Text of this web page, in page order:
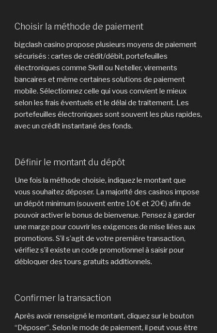
Choisir la méthode de paiement
bigclash casino propose plusieurs moyens de paiement
sécurisés : cartes de crédit/débit, portefeuilles
électroniques comme Skrill ou Neteller, virements
bancaires et même certaines solutions de paiement
mobile. Sélectionnez celle qui vous convient le mieux
selon les frais éventuels et le délai de traitement. Les
portefeuilles électroniques sont souvent les plus rapides,
avec un crédit instantané des fonds.
Définir le montant du dépôt
Une fois la méthode choisie, indiquez le montant que
vous souhaitez déposer. La majorité des casinos impose
un dépôt minimum (souvent entre 10 € et 20 €) afin de
pouvoir activer le bonus de bienvenue. Pensez à garder
une marge pour couvrir les exigences de mise liées aux
promotions. S’il s’agit de votre première transaction,
vérifiez s’il existe un code promotionnel à saisir pour
débloquer des tours gratuits additionnels.
Confirmer la transaction
Après avoir renseigné le montant, cliquez sur le bouton
“Déposer”. Selon le mode de paiement, il peut vous être